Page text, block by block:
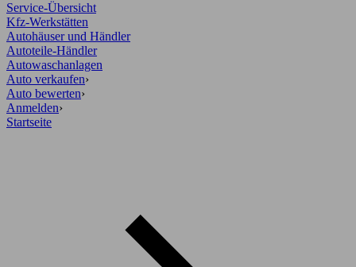
Service-Übersicht
Kfz-Werkstätten
Autohäuser und Händler
Autoteile-Händler
Autowaschanlagen
Auto verkaufen›
Auto bewerten›
Anmelden›
Startseite